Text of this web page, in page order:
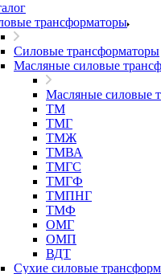
трансформаторы
Силовые трансформаторы
Масляные силовые
Масляные силовые
ТМ
ТМГ
ТМЖ
ТМВА
ТМГС
ТМГФ
ТМПНГ
ТМФ
ОМГ
ОМП
ВДТ
Сухие силовые